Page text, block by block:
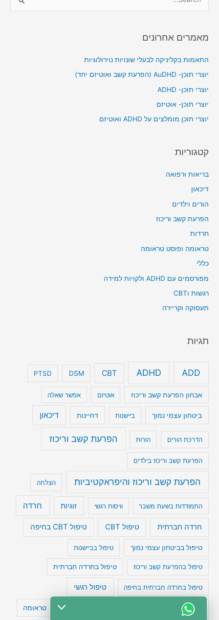
r
o
r
:
מאמרים אחרונים
התאמות בקליניקה לבעלי שונויות נוירולוגיות
יוצרי תוכן- AuDHD (הפרעת קשב ואוטיזם יחד)
יוצרי תוכן- ADHD
יוצרי תוכן- אוטיזם
יוצרי תוכן מומלצים על ADHD ואוטיזם
קטגוריות
בריאות ורפואה
דיכאון
הורים וילדים
הפרעת קשב וריכוז
חרדות
טראומה ופוסט טראומה
כללי
מפורסמים עם ADHD ולקויות למידה
רגשות וCBT
תעסוקה וקריירה
תגיות
ADD
ADHD
CBT
DSM
PTSD
אבחון הפרעת קשב וריכוז אוטיזם אפשר שאלה
ביטחון עצמי נמוך ביישנות דחיינות דיכאון
הדרכת הורים הורות הפרעת קשב וריכוז
הפרעת קשב וריכוז בילדים
הפרעת קשב וריכוז והיפראקטיביות הצלחה
התמודדות בשעת משבר וויסות רגשי זוגיות חרדה
חרדה חברתית טיפול CBT טיפול CBT בחיפה
טיפול בביטחון עצמי נמוך טיפול בביישנות
טיפול בהפרעת קשב וריכוז טיפול בחרדה חברתית
טיפול בחרדה חברתית בחיפה טיפול רגשי
טיפול תרופתי להפרעת קשב טעויות חשיבה טראומה